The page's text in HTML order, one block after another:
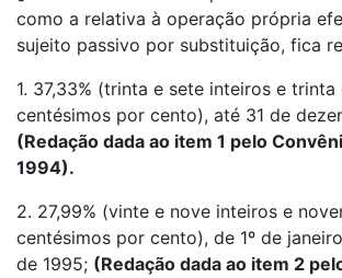
como a relativa à operação própria
sujeito passivo por substituição, fica
1. 37,33% (trinta e sete inteiros e trinta
centésimos por cento), até 31 de
(Redação dada ao item 1 pelo
1994).
2. 27,99% (vinte e nove inteiros e
centésimos por cento), de 1º de
de 1995; (Redação dada ao item 2